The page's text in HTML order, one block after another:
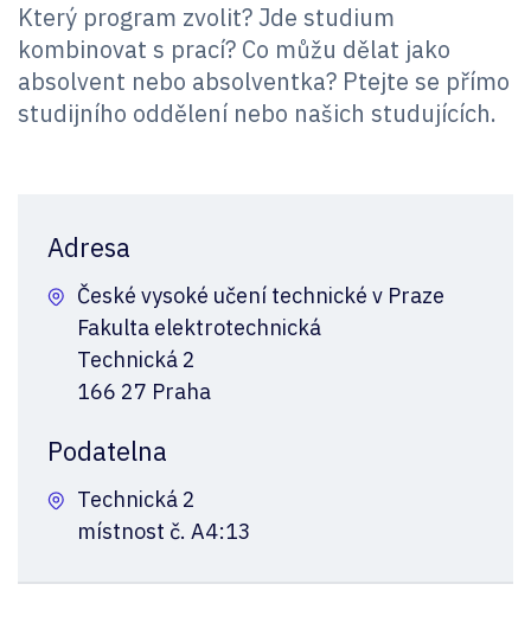
Který program zvolit? Jde studium
kombinovat s prací? Co můžu dělat jako
absolvent nebo absolventka? Ptejte se přímo
studijního oddělení nebo našich studujících.
Adresa
České vysoké učení technické v Praze
Fakulta elektrotechnická
Technická 2
166 27 Praha
Podatelna
Technická 2
místnost č. A4:13